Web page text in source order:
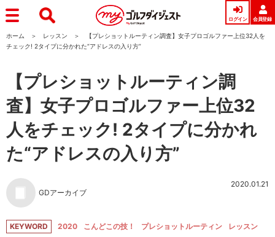
ログイン 会員登録
ホーム レッスン
【プレショットルーティン調査】女子プロゴルファー上位32人を
チェック! 2タイプに分かれた“アドレスの入り方”
【プレショットルーティン調
査】女子プロゴルファー上位32
人をチェック! 2タイプに分かれ
た“アドレスの入り方”
GDアーカイブ
2020.01.21
KEYWORD 2020 こんどこの技！ プレショットルーティン
レッスン